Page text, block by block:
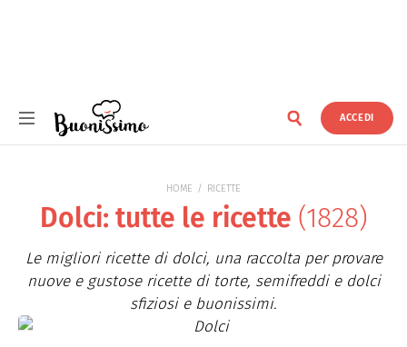
ACCEDI
HOME RICETTE
Dolci: tutte le ricette (1828)
Le migliori ricette di dolci, una raccolta per provare
nuove e gustose ricette di torte, semifreddi e dolci
sfiziosi e buonissimi.